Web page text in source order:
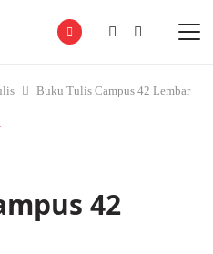
Buku Tulis Campus 42 Lembar
42